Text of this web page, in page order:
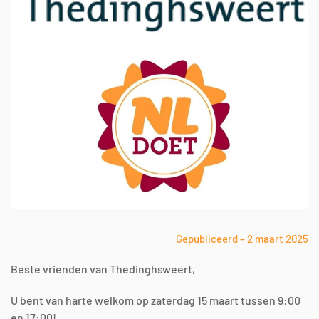
Gepubliceerd – 2 maart 2025
Beste vrienden van Thedinghsweert,
U bent van harte welkom op zaterdag 15 maart tussen 9:00